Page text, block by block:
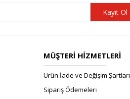
Kayıt Ol
MÜŞTERİ HİZMETLERİ
Ürün İade ve Değişim Şartları
Sipariş Ödemeleri